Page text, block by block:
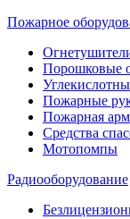
Пожарное
Порошковые
Пожарные
Пожарная
Средства
Мотопомпы
Радиооборудование